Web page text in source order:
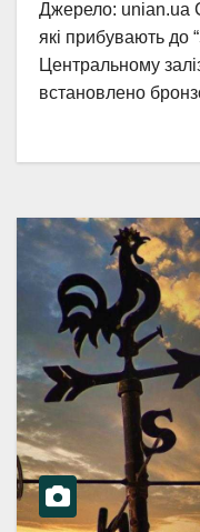
Джерело: unian.ua
які прибувають до
Центральному
встановлено